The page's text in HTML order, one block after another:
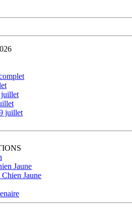
juillet
juillet
Jaune
Chien Jaune